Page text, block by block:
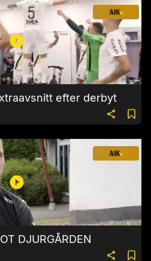
efter derbyt
DJURGÅRDEN